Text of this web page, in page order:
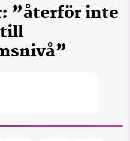
”återför inte